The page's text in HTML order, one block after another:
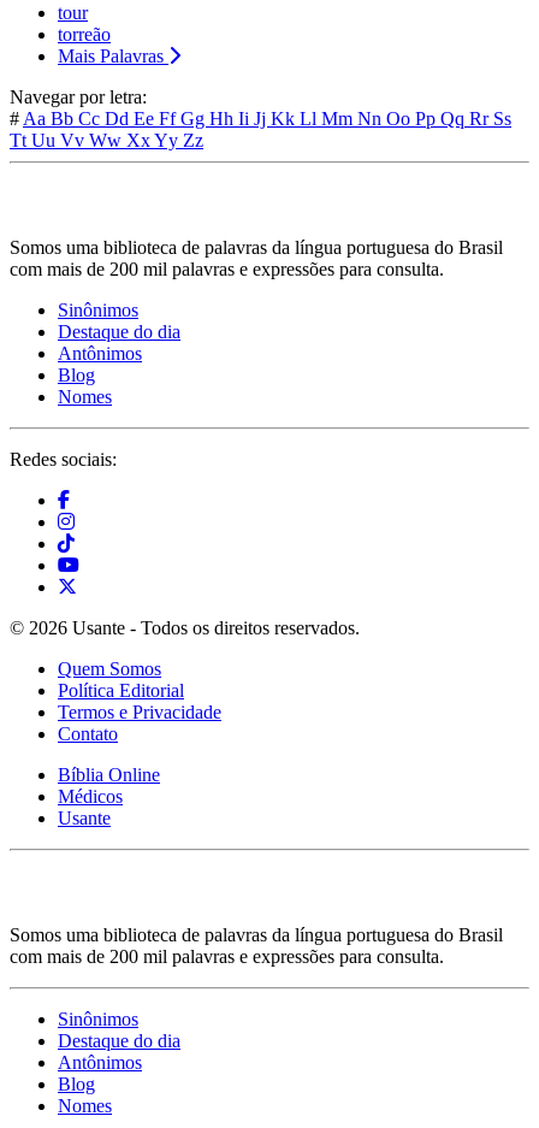
tour
torreão
Mais Palavras
Navegar por letra:
# Aa Bb Cc Dd Ee FfGg Hh Ii Jj Kk Ll Mm Nn Oo Pp Qq Rr Ss
Tt Uu Vv Ww XxYy Zz
Somos uma biblioteca de palavras da língua portuguesa do Brasil
com mais de 200 mil palavras e expressões para consulta.
Sinônimos
Destaque do dia
Antônimos
Blog
Nomes
Redes sociais:
© 2026 Usante - Todos os direitos reservados.
Quem Somos
Política Editorial
Termos e Privacidade
Contato
Bíblia Online
Médicos
Usante
Somos uma biblioteca de palavras da língua portuguesa do Brasil
com mais de 200 mil palavras e expressões para consulta.
Sinônimos
Destaque do dia
Antônimos
Blog
Nomes